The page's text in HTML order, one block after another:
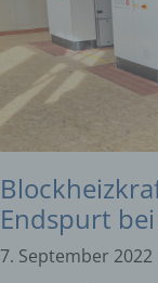
Endspurt
7. September 2022